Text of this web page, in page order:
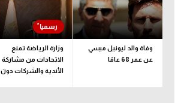
وفاة والد ليونيل ميسي
عن عمر 68 عامًا
وزارة الرياضة تمنع
الاتحادات من مشاركة
الأندية والشركات دون